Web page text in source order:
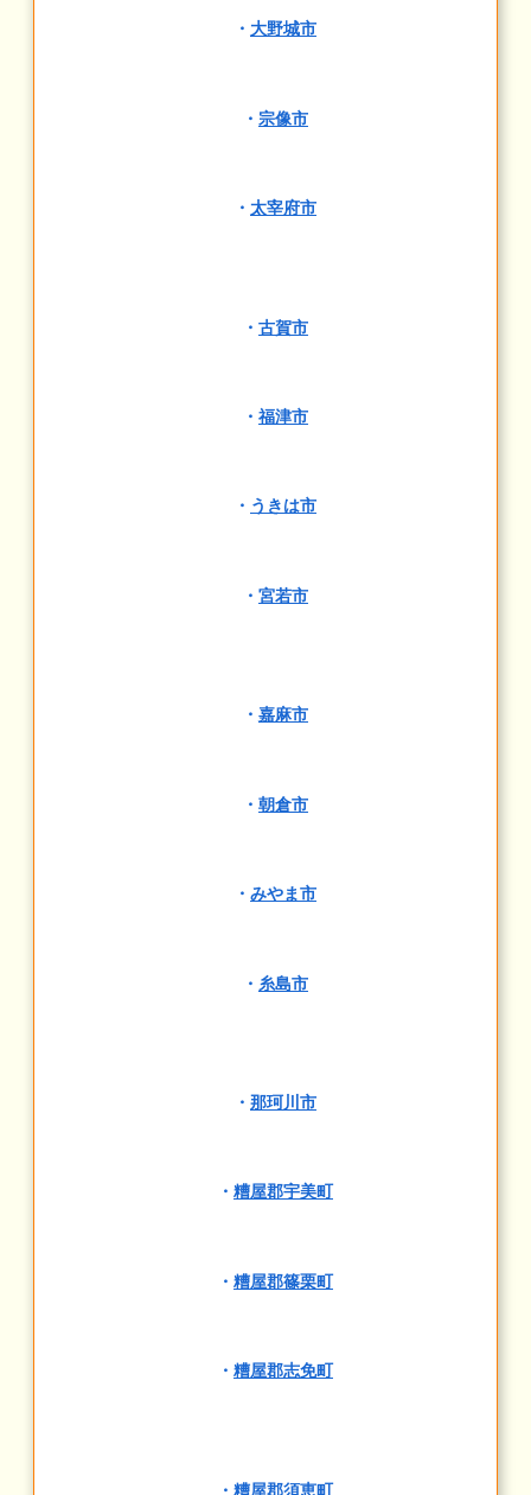
・ 大野城市
・ 宗像市
・ 太宰府市
・ 古賀市
・ 福津市
・ うきは市
・ 宮若市
・ 嘉麻市
・ 朝倉市
・ みやま市
・ 糸島市
・ 那珂川市
・ 糟屋郡宇美町
・ 糟屋郡篠栗町
・ 糟屋郡志免町
・ 糟屋郡須恵町